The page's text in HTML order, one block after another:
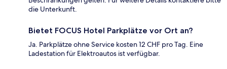
die Unterkunft.
Bietet FOCUS Hotel Parkplätze vor Ort an?
Ja. Parkplätze ohne Service kosten 12 CHF pro Tag. Eine
Ladestation für Elektroautos ist verfügbar.